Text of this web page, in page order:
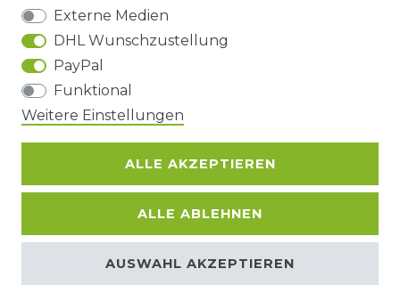
Impressum Daten­schutz­erklärung
Barrierefreiheitserklärung
VERTRAG WIDERRUFEN Kontakt
vorbehalten.
Externe Medien
DHL Wunschzustellung
PayPal
Funktional
Weitere Einstellungen
ALLE AKZEPTIEREN
ALLE ABLEHNEN
AUSWAHL AKZEPTIEREN